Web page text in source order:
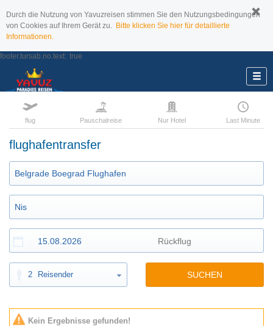
Durch die Nutzung von Yavuzreisen stimmen Sie den Nutzungsbedingungen
von Cookies auf Ihrem Gerät zu. Bitte klicken Sie hier für detaillierte
Informationen.
footer.tursab.no.text: true
flug Pauschalreise Nur Hotel Last Minute
flughafentransfer
2 Reisender SUCHEN
Kein Ergebnisse gefunden!